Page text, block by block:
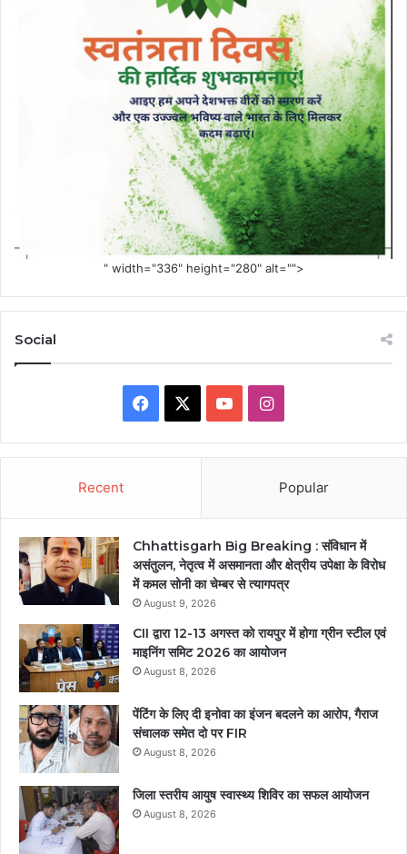
" width="336" height="280" alt="">
Social
Facebook YouTubeInstagram
Recent Popular
Chhattisgarh Big Breaking : संविधान में
असंतुलन, नेतृत्व में असमानता और क्षेत्रीय उपेक्षा के विरोध
में कमल सोनी का चेम्बर से त्यागपत्र
August 9, 2026
CII द्वारा 12-13 अगस्त को रायपुर में होगा ग्रीन स्टील एवं
माइनिंग समिट 2026 का आयोजन
August 8, 2026
पेंटिंग के लिए दी इनोवा का इंजन बदलने का आरोप, गैराज
संचालक समेत दो पर FIR
August 8, 2026
जिला स्तरीय आयुष स्वास्थ्य शिविर का सफल आयोजन
August 8, 2026